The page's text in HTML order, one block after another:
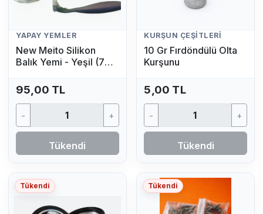
YAPAY YEMLER
New Meito Silikon
Balık Yemi - Yeşil (7
95,00 TL
- +
Tükendi
KURŞUN ÇEŞITLERI
10 Gr Fırdöndülü Olta
Kurşunu
5,00 TL
- +
Tükendi
Tükendi Tükendi